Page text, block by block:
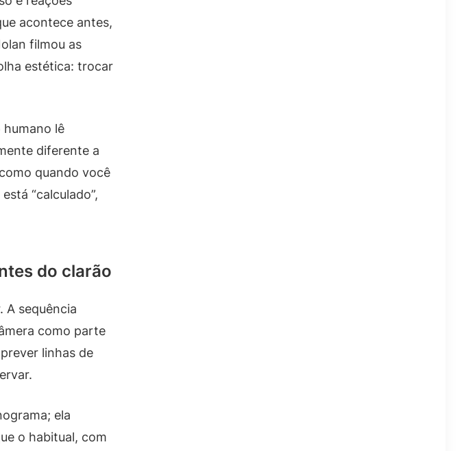
acontece antes,
filmou as
estética: trocar
lê
diferente a
quando você
“calculado”,
do clarão
A sequência
como parte
linhas de
ela
o habitual, com